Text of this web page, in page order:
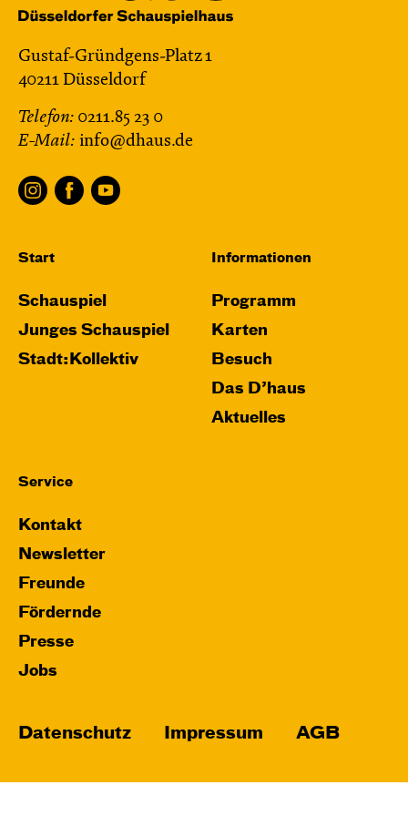
Gustaf-Gründgens-Platz 1
40211 Düsseldorf
Telefon: 0211.85 23 0
E-Mail: info@dhaus.de
Start
Schauspiel
Junges Schauspiel
Stadt:Kollektiv
Informationen
Programm
Karten
Besuch
Das D’haus
Aktuelles
Service
Kontakt
Newsletter
Freunde
Fördernde
Presse
Jobs
Datenschutz Impressum AGB